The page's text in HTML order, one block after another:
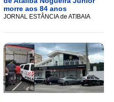
morre aos 84 anos
JORNAL ESTÂNCIA de ATIBAIA